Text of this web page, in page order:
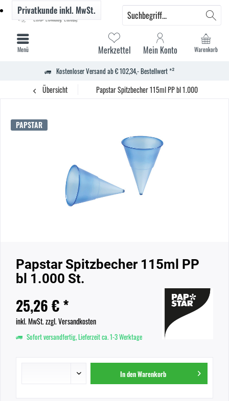
Kostenloser Versand ab € 102,34,- Bestellwert *²
Warenkorb
Merkzettel Mein Konto
Privatkundeinkl. MwSt.
Menü
Übersicht Papstar Spitzbecher 115ml PP bl 1.000 St.
PAPSTAR
Papstar Spitzbecher 115ml PP
bl 1.000 St.
25,26 € *
inkl. MwSt.zzgl. Versandkosten
Sofort versandfertig, Lieferzeit ca. 1-3 Werktage
In denWarenkorb